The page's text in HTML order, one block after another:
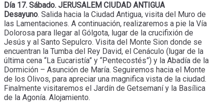
Día 17. Sábado. JERUSALEM CIUDAD ANTIGUA
Desayuno. Salida hacia la Ciudad Antigua, visita del Muro de
las Lamentaciones. A continuación, realizaremos a pie la Vía
Dolorosa para llegar al Gólgota, lugar de la crucifixión de
Jesús y al Santo Sepulcro. Visita del Monte Sion donde se
encuentran la Tumba del Rey David, el Cenáculo (lugar de la
última cena “La Eucaristía” y “Pentecostés”) y la Abadía de la
Dormición – Asunción de María. Seguiremos hacia el Monte
de los Olivos, para apreciar una magnifica vista de la ciudad.
Finalmente visitaremos el Jardín de Getsemaní y la Basílica
de la Agonía. Alojamiento.